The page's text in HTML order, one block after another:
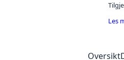
Les
Oversikt